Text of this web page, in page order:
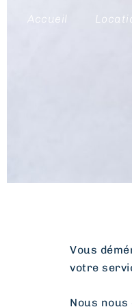
Accueil
Vous
votre
Nous